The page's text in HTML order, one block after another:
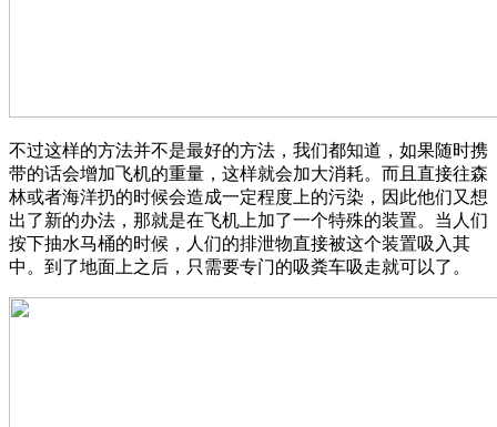
不过这样的方法并不是最好的方法，我们都知道，如果随时携
带的话会增加飞机的重量，这样就会加大消耗。而且直接往森
林或者海洋扔的时候会造成一定程度上的污染，因此他们又想
出了新的办法，那就是在飞机上加了一个特殊的装置。当人们
按下抽水马桶的时候，人们的排泄物直接被这个装置吸入其
中。到了地面上之后，只需要专门的吸粪车吸走就可以了。